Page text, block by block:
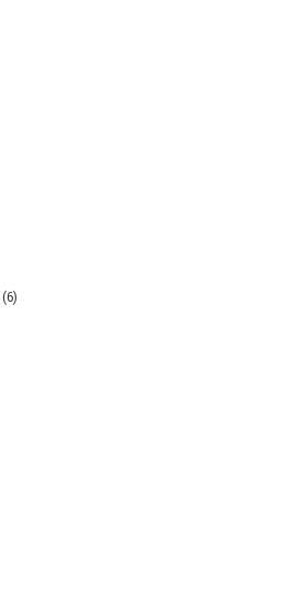
(6)